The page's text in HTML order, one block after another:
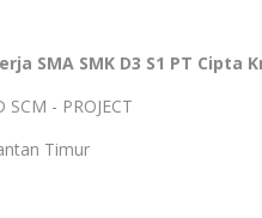
SMA SMK D3 S1 PT Cipta
SCM - PROJECT
Timur